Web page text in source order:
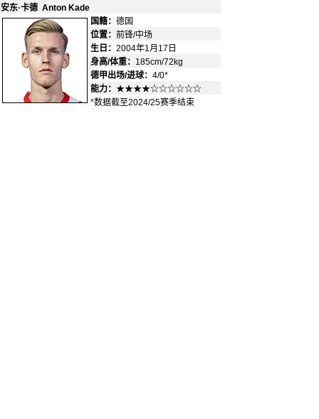
安东·卡德 Anton Kade
国籍： 德国
位置： 前锋/中场
生日： 2004年1月17日
身高/体重： 185cm/72kg
德甲出场/进球： 4/0*
能力： ★★★★☆☆☆☆☆☆
*数据截至2024/25赛季结束